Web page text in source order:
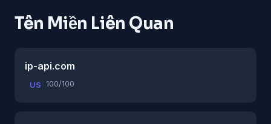
Tên Miền Liên Quan
ip-api.com
US 100/100